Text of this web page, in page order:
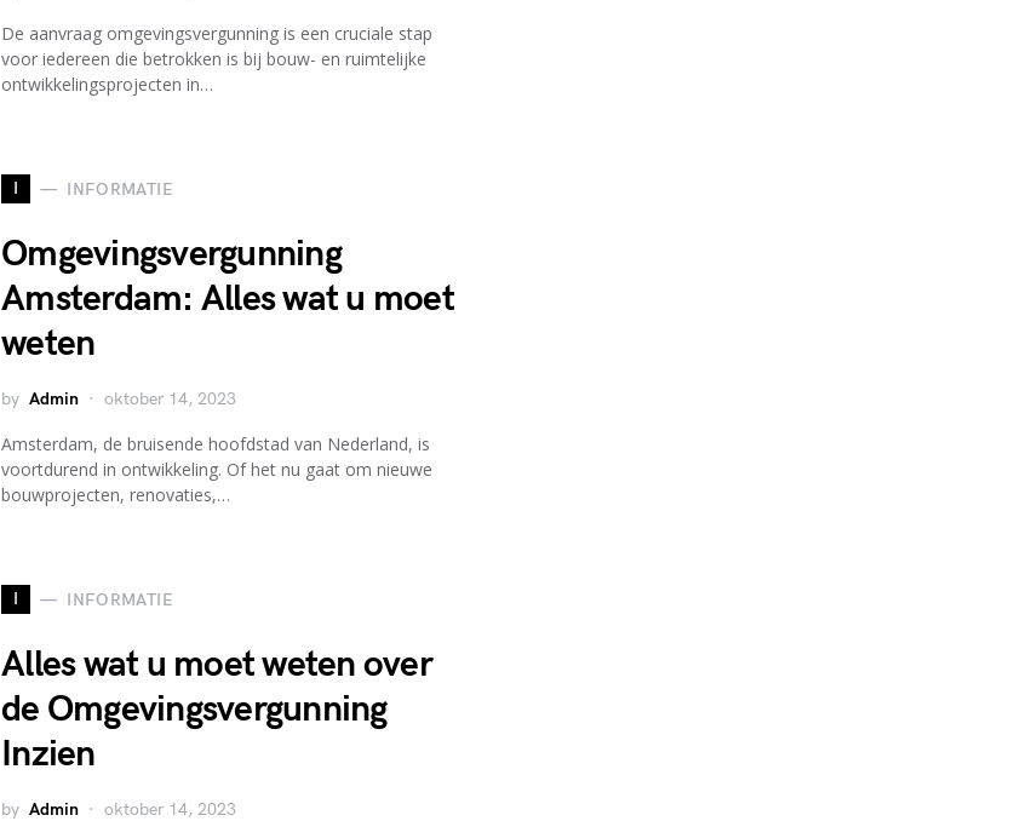
De aanvraag omgevingsvergunning is een cruciale stap
voor iedereen die betrokken is bij bouw- en ruimtelijke
ontwikkelingsprojecten in…
I INFORMATIE
Omgevingsvergunning
Amsterdam: Alles wat u moet
weten
by Admin oktober 14, 2023
Amsterdam, de bruisende hoofdstad van Nederland, is
voortdurend in ontwikkeling. Of het nu gaat om nieuwe
bouwprojecten, renovaties,…
I INFORMATIE
Alles wat u moet weten over
de Omgevingsvergunning
Inzien
by Admin oktober 14, 2023